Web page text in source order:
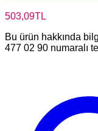
503,09TL
Bu ürün hakkında
477 02 90 numaralı